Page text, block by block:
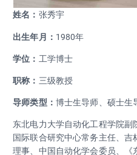
姓名： 张秀宇
出生年月： 1980年
学位： 工学博士
职称： 三级教授
导师类型： 博士生导师、硕士生
东北电力大学自动化工程学院副
国际联合研究中心常务主任、
理事、中国自动化学会委员、《